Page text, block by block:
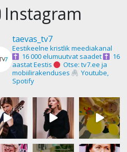
Instagram
taevas_tv7
Eestikeelne kristlik meediakanal
16 000 elumuutvat saadet
16
aastat Eestis
Otse: tv7.ee ja
mobiilirakenduses
Youtube,
Spotify